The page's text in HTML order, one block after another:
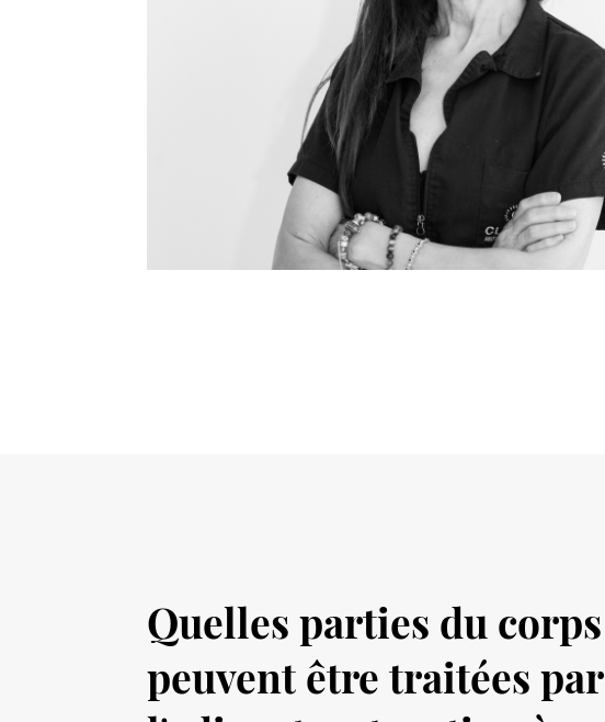
Quelles parties du corps
peuvent être traitées par